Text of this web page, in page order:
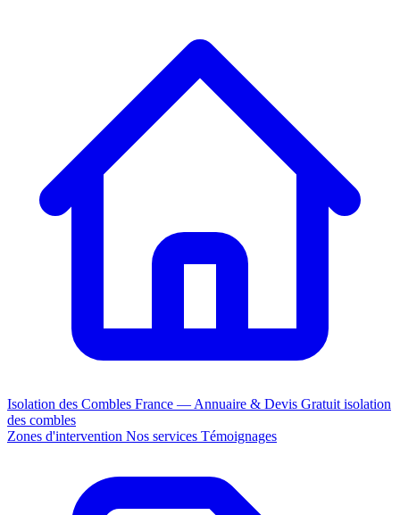
Isolation des Combles France — Annuaire & Devis Gratuit isolation
des combles
Zones d'intervention Nos services Témoignages